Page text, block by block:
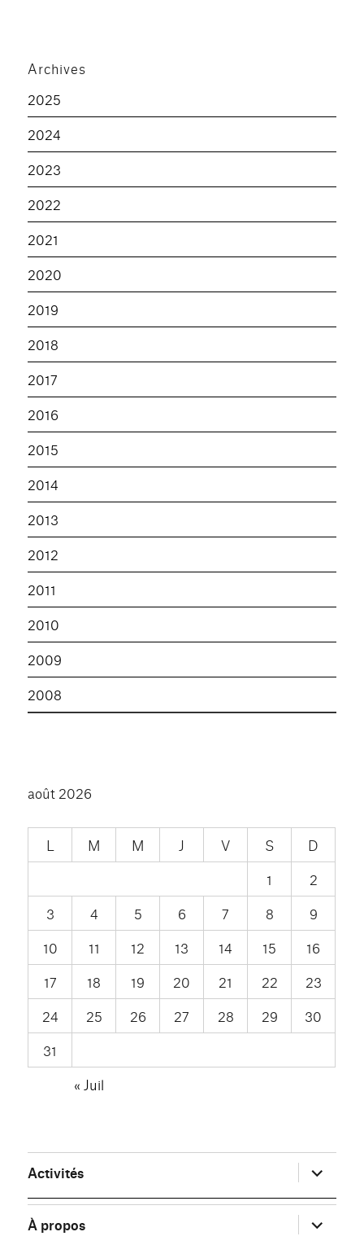
Archives
2025
2024
2023
2022
2021
2020
2019
2018
2017
2016
2015
2014
2013
2012
2011
2010
2009
2008
août 2026
L M M J V S
D
1
2
3
4 5 6 7 8
9
10
11 12 13 14 15
16
17
18 19 20 21 22
23
24
25 26 27 28 29
30
31
« Juil
Activités ouvrir
le
sous-
menu
À propos
ouvrir
le